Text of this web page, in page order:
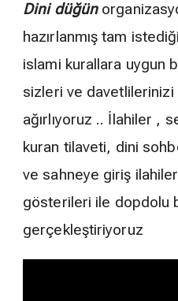
Dini düğün
hazırlanmış tam
islami kurallara uygun
sizleri ve
ağırlıyoruz .. İlahiler ,
kuran tilaveti, dini
ve sahneye giriş
gösterileri ile dopdolu
gerçekleştiriyoruz